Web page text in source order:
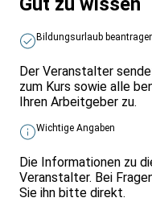
Bildungsurlaub
Der Veranstalter
zum Kurs sowie alle
Ihren Arbeitgeber zu.
Wichtige Angaben
Die Informationen zu
Veranstalter. Bei
Sie ihn bitte direkt.